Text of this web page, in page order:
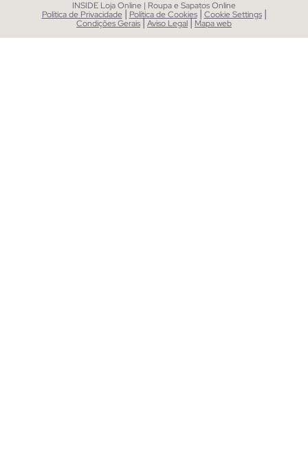
INSIDE Loja Online | Roupa e Sapatos Online
Política de Privacidade | Política de Cookies | Cookie Settings |
Condições Gerais|Aviso Legal| Mapa web